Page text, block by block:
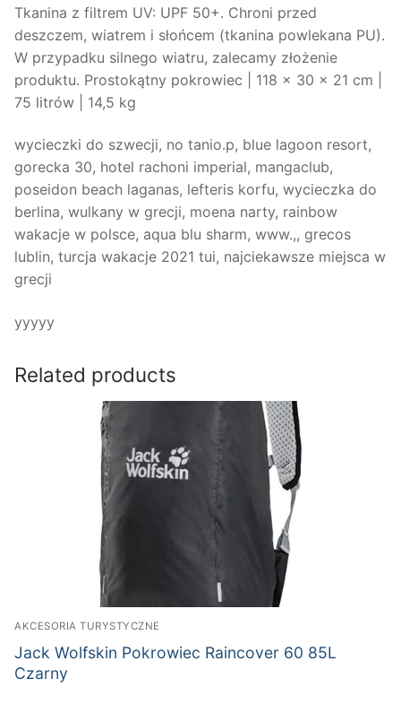
Tkanina z filtrem UV: UPF 50+. Chroni przed
deszczem, wiatrem i słońcem (tkanina powlekana PU).
W przypadku silnego wiatru, zalecamy złożenie
produktu. Prostokątny pokrowiec | 118 x 30 x 21 cm |
75 litrów | 14,5 kg
wycieczki do szwecji, no tanio.p, blue lagoon resort,
gorecka 30, hotel rachoni imperial, mangaclub,
poseidon beach laganas, lefteris korfu, wycieczka do
berlina, wulkany w grecji, moena narty, rainbow
wakacje w polsce, aqua blu sharm, www.,, grecos
lublin, turcja wakacje 2021 tui, najciekawsze miejsca w
grecji
yyyyy
Related products
AKCESORIA TURYSTYCZNE
Jack Wolfskin Pokrowiec Raincover 60 85L
Czarny